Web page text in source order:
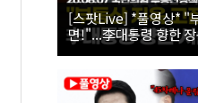
[스팟Live] *풀영상* "
면!"...李대통령 향한
| 26.08.07 국민의힘 부
위원회 전체회의